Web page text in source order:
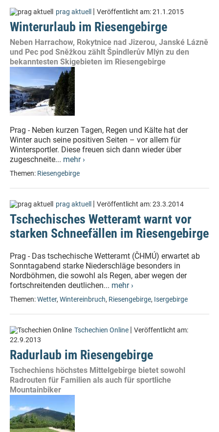
prag aktuell | Veröffentlicht am:21.1.2015
Winterurlaub im Riesengebirge
Neben Harrachow, Rokytnice nad Jizerou, Janské Lázně
und Pec pod Sněžkou zählt Špindlerův Mlýn zu den
bekanntesten Skigebieten im Riesengebirge
Prag - Neben kurzen Tagen, Regen und Kälte hat der
Winter auch seine positiven Seiten – vor allem für
Wintersportler. Diese freuen sich dann wieder über
zugeschneite... mehr ›
Themen: Riesengebirge
prag aktuell | Veröffentlicht am:23.3.2014
Tschechisches Wetteramt warnt vor
starken Schneefällen im Riesengebirge
Prag - Das tschechische Wetteramt (ČHMÚ) erwartet ab
Sonntagabend starke Niederschläge besonders in
Nordböhmen, die sowohl als Regen, aber wegen der
fortschreitenden deutlichen... mehr ›
Themen:Wetter, Wintereinbruch, Riesengebirge, Isergebirge
Tschechien Online | Veröffentlicht am:
22.9.2013
Radurlaub im Riesengebirge
Tschechiens höchstes Mittelgebirge bietet sowohl
Radrouten für Familien als auch für sportliche
Mountainbiker